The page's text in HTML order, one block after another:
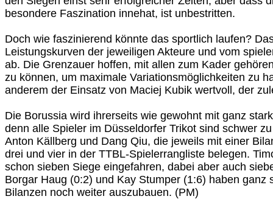
besondere Faszination innehat, ist unbestritten.
Doch wie faszinierend könnte das sportlich laufen?
Leistungskurven der jeweiligen Akteure und vom
ab. Die Grenzauer hoffen, mit allen zum Kader
zu können, um maximale Variationsmöglichkeiten zu
anderem der Einsatz von Maciej Kubik wertvoll, der
Die Borussia wird ihrerseits wie gewohnt mit ganz
denn alle Spieler im Düsseldorfer Trikot sind schwer
Anton Källberg und Dang Qiu, die jeweils mit einer
drei und vier in der TTBL-Spielerrangliste belegen.
schon sieben Siege eingefahren, dabei aber auch
Borgar Haug (0:2) und Kay Stumper (1:6) haben ganz
Bilanzen noch weiter auszubauen. (PM)